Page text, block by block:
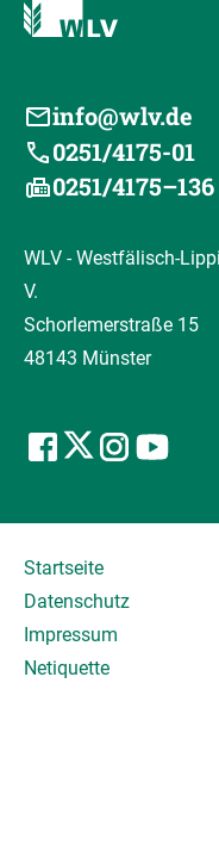
info@wlv.de
0251/4175-01
0251/4175–136
WLV - Westfälisch-
V.
Schorlemerstraße 15
48143 Münster
Startseite
Datenschutz
Impressum
Netiquette